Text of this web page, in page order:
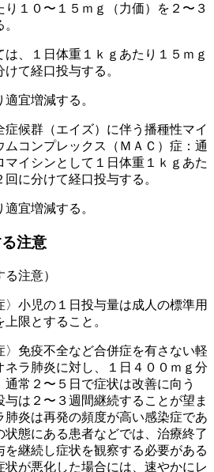
り１０〜１５ｍｇ（力価）を２〜３
、１日体重１ｋｇあたり１５ｍｇ
けて経口投与する。
宜増減する。
候群（エイズ）に伴う播種性マイ
ムコンプレックス（ＭＡＣ）症：通
イシンとして１日体重１ｋｇあた
に分けて経口投与する。
宜増減する。
注意
注意）
小児の１日投与量は成人の標準用
限とすること。
免疫不全など合併症を有さない軽
ラ肺炎に対し、１日４００ｍｇ分
通常２〜５日で症状は改善に向う
は２〜３週間継続することが望ま
肺炎は再発の頻度が高い感染症であ
状態にある患者などでは、治療終了
継続し症状を観察する必要がある
状が悪化した場合には、速やかにレ